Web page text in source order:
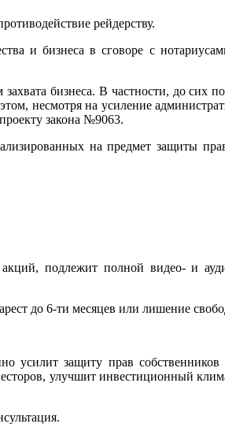
рейдерству.
и бизнеса в сговоре с
бизнеса. В частности, до сих
несмотря на усиление
закона №9063.
на предмет защиты
подлежит полной видео- и
до 6-ти месяцев или лишение
усилит защиту прав
улучшит инвестиционный